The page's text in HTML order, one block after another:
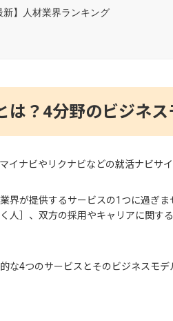
新】人材業界ランキング
は？4分野のビジネ
イナビやリクナビなどの就活ナビサ
界が提供するサービスの1つに過ぎ
人］、双方の採用やキャリアに関す
な4つのサービスとそのビジネスモデ